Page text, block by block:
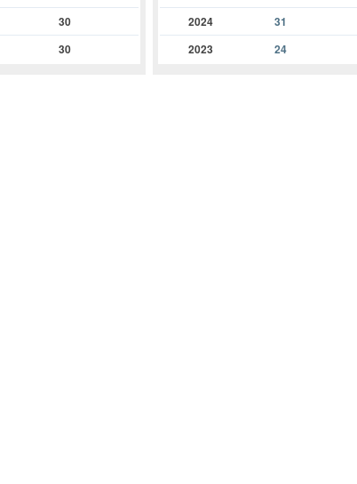
2024
31
2023
24
30
30